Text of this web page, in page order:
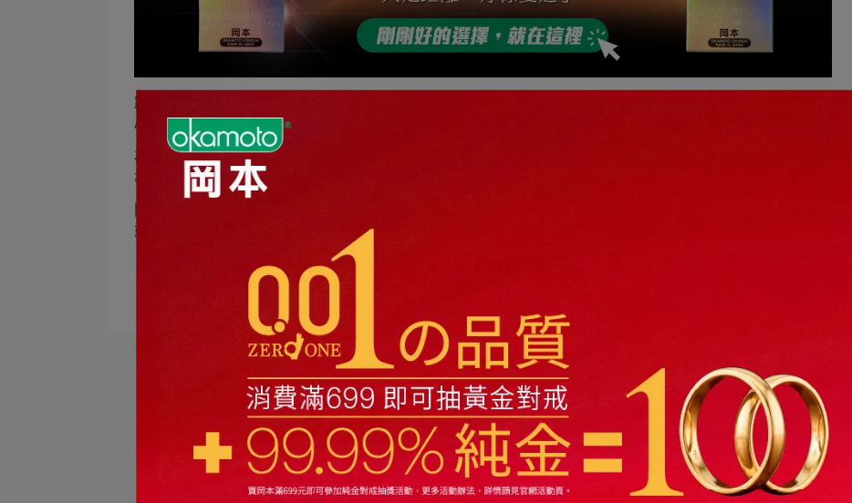
距離，好像變近了。
心跳，也慢慢對上節奏。
為這個距離，
準備一個剛剛好的選擇。
就在你們最靠近的那一刻。